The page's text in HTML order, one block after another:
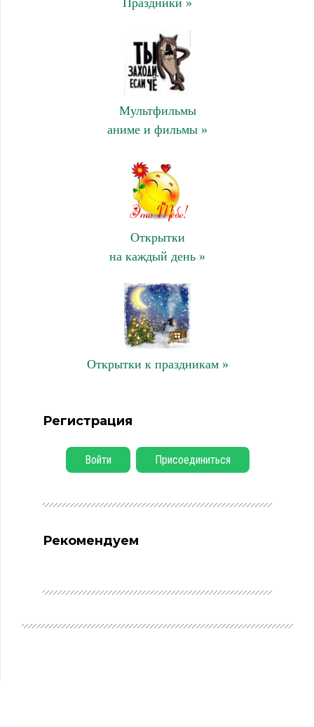
Мультфильмы
аниме и фильмы »
Открытки
на каждый день »
Открытки к праздникам »
Регистрация
Войти Присоединиться
Рекомендуем